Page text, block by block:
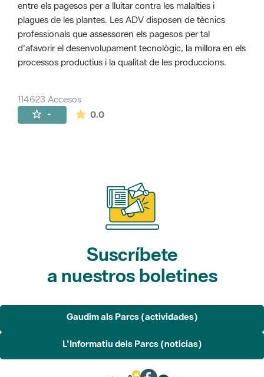
entre els pagesos per a lluitar contra les malalties i
plagues de les plantes. Les ADV disposen de tècnics
professionals que assessoren els pagesos per tal
d'afavorir el desenvolupament tecnològic, la millora en els
processos productius i la qualitat de les produccions.
114623 Accesos
- 0.0La valoración media es de 0 estrellas de
Suscríbete
a nuestros boletines
Gaudim als Parcs (actividades)
L'Informatiu dels Parcs (noticias)